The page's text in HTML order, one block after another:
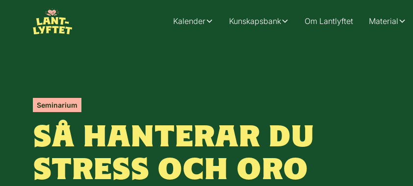
Kalender Kunskapsbank Om Lantlyftet Material
Seminarium
SÅ HANTERAR DU
STRESS OCH ORO